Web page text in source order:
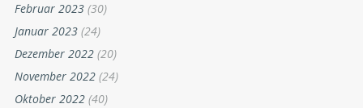
Februar 2023 (30)
Januar 2023 (24)
Dezember 2022 (20)
November 2022 (24)
Oktober 2022 (40)